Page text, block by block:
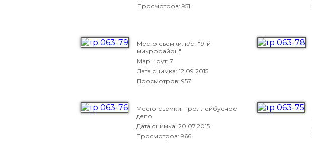
Просмотров: 951
Место съемки: к/ст "9-й
микрорайон"
Маршрут: 7
Дата снимка: 12.09.2015
Просмотров: 957
Место съемки: Троллейбусное
депо
Дата снимка: 20.07.2015
Просмотров: 966